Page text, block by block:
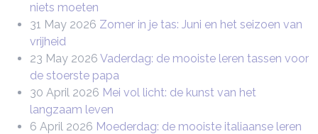
niets moeten
31 May 2026 Zomer in je tas: Juni en het seizoen van
vrijheid
23 May 2026 Vaderdag: de mooiste leren tassen voor
de stoerste papa
30 April 2026 Mei vol licht: de kunst van het
langzaam leven
6 April 2026 Moederdag: de mooiste italiaanse leren